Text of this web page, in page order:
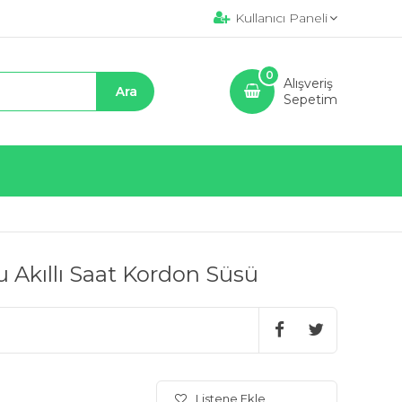
Kullanıcı Paneli
Alışveriş
Sepetim
0
Saat Kordon Süsü
Listene Ekle